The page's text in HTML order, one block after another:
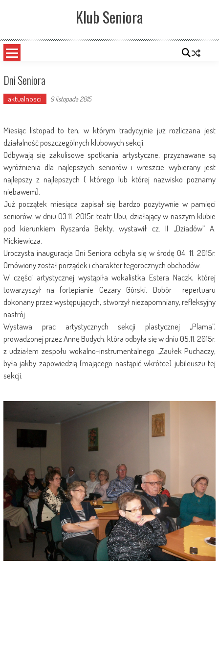
Klub Seniora
Dni Seniora
aktualnosci 9 listopada 2015
Miesiąc listopad to ten, w którym tradycyjnie już rozliczana jest
działalność poszczególnych klubowych sekcji.
Odbywają się zakulisowe spotkania artystyczne, przyznawane są
wyróżnienia dla najlepszych seniorów i wreszcie wybierany jest
najlepszy z najlepszych ( którego lub której nazwisko poznamy
niebawem).
Już początek miesiąca zapisał się bardzo pozytywnie w pamięci
seniorów. w dniu 03.11. 2015r. teatr Ubu, działający w naszym klubie
pod kierunkiem Ryszarda Bekty, wystawił cz. II „Dziadów” A.
Mickiewicza.
Uroczysta inauguracja Dni Seniora odbyła się w środę 04. 11. 2015r.
Omówiony został porządek i charakter tegorocznych obchodów.
W części artystycznej wystąpiła wokalistka Estera Naczk, której
towarzyszył na fortepianie Cezary Górski. Dobór repertuaru
dokonany przez występujących, stworzył niezapomniany, refleksyjny
nastrój.
Wystawa prac artystycznych sekcji plastycznej „Plama”,
prowadzonej przez Annę Budych, która odbyła się w dniu 05.11. 2015r.
z udziałem zespołu wokalno-instrumentalnego „Zaułek Puchaczy,
była jakby zapowiedzią (mającego nastąpić wkrótce) jubileuszu tej
sekcji.